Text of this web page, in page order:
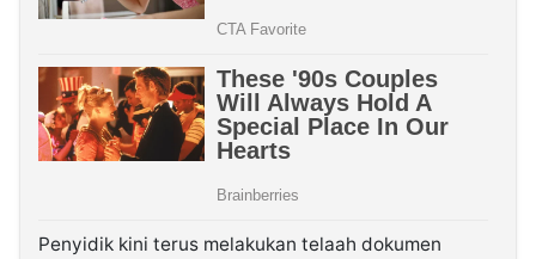
Penyidik kini terus melakukan telaah dokumen